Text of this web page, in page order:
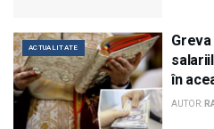
ACTUALITATE
în
AUTOR: